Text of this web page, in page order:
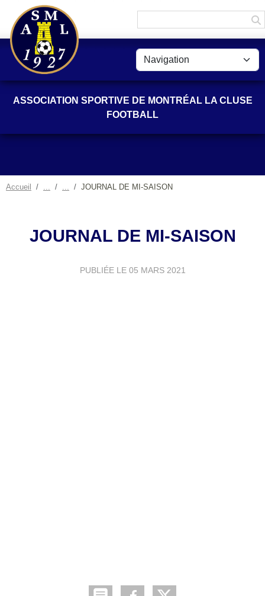
ASSOCIATION SPORTIVE DE MONTRÉAL LA CLUSE
FOOTBALL
Accueil JOURNAL DE MI-SAISON
JOURNAL DE MI-SAISON
PUBLIÉE LE 05 MARS 2021
Panneau de gestion des cookies